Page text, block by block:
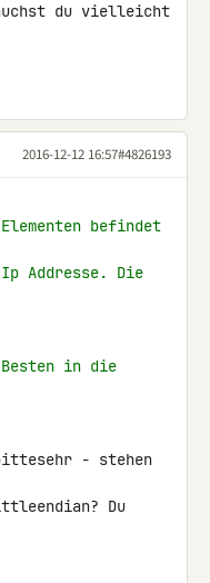
du vielleicht
2016-12-12 16:57#4826193
befindet
Addresse. Die
Besten in die
- stehen
Du